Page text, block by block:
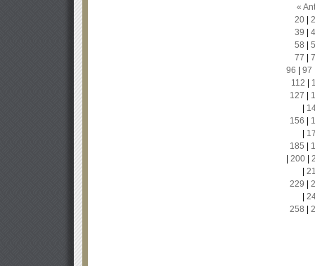
«
20|
39
58
77
96
97
112
127
156
185
200|
229
258